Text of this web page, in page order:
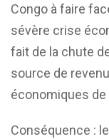
Congo à faire
sévère crise
fait de la chute
source de
économiques de
Conséquence :